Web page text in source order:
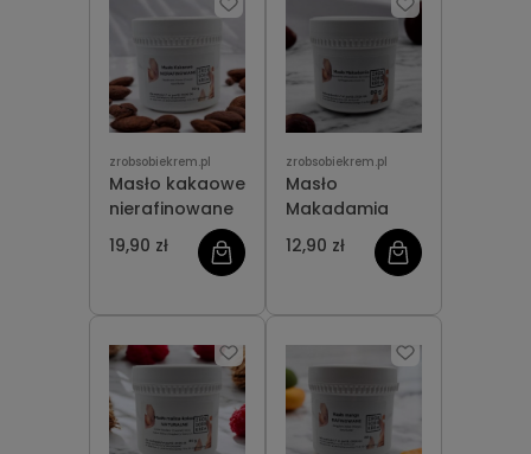
zrobsobiekrem.pl
Masło kakaowe
nierafinowane
19,90 zł
zrobsobiekrem.pl
Masło
Makadamia
12,90 zł